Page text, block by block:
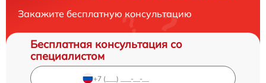
Закажите бесплатную консультацию
Бесплатная консультация со
специалистом